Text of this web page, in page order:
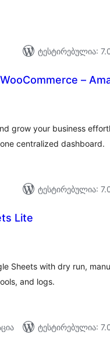
ტესტირებულია:
–
grow your business
centralized dashboard.
ტესტირებულია:
Lite
Sheets with dry run,
and logs.
ტესტირებულია: